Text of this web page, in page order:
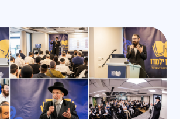
תורנית, ועד לשילוב כלי בינה מלאכותית
ראש הכולל